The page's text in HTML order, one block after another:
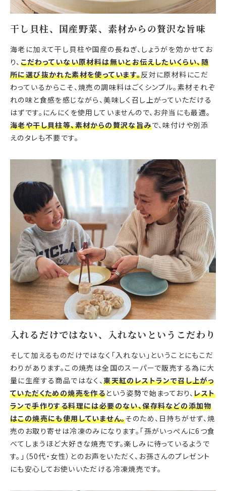
干し貝柱、国産野菜、素材からの贅沢な旨味
海老に加えて干し貝柱や国産の長ねぎ、しょうがを効かせてお
り、 こだわっていない原材料は無いとお伝えしたいくらい、随
所に選び抜かれた素材を使っています。反対に原材料にこだ
わっているからこそ、焼売の調味料はごくシンプル。素材それぞ
れの味と食感を感じながら、美味しく召し上がっていただける
はずです。にんにくを使用していませんので、お弁当にも最適。
海老や干し貝柱等、素材からの贅沢な旨みで、味付けや別添
えのタレも不要です。
入れるだけではない、入れないというこだわり
そして加えるものだけではなく「入れない」ということにもこだ
わりがあります。この焼売は全国のスーパーで販売する為に大
量に生産する商品ではなく、東天紅のレストランで召し上がっ
ていただくための焼売を作るという姿勢で始まっており、レスト
ランで手作りする料理には必要のない、保存料などの添加物
はこの焼売にも使用していません。そのため、日持ちがせず、焼
売のお取り寄せは冷凍のみになります。「孫がいっぺんに6つ食
べてしまうほど大好きな焼売です。楽しみに待っているようで
す。」（50代・女性）とのお声をいただく、お孫さんのプレゼント
にも安心してお使いいただける冷凍焼売です。